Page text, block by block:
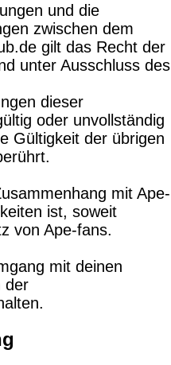
und die
zwischen dem
gilt das Recht der
unter Ausschluss des
dieser
oder unvollständig
Gültigkeit der übrigen
mit Ape-
ist, soweit
von Ape-fans.
mit deinen
der